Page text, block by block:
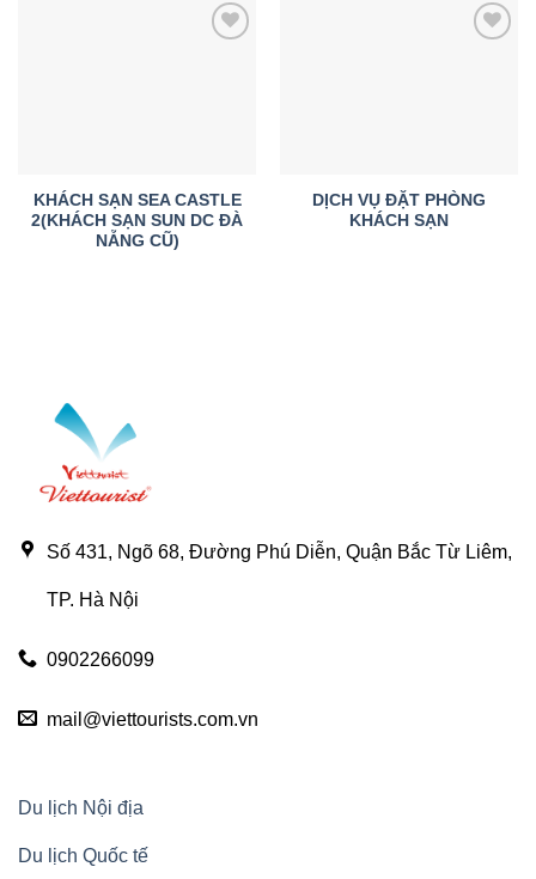
KHÁCH SẠN SEA CASTLE
2(KHÁCH SẠN SUN DC ĐÀ
NẴNG CŨ)
DỊCH VỤ ĐẶT PHÒNG
KHÁCH SẠN
Số 431, Ngõ 68, Đường Phú Diễn, Quận Bắc Từ Liêm,
TP. Hà Nội
0902266099
mail@viettourists.com.vn
Du lịch Nội địa
Du lịch Quốc tế